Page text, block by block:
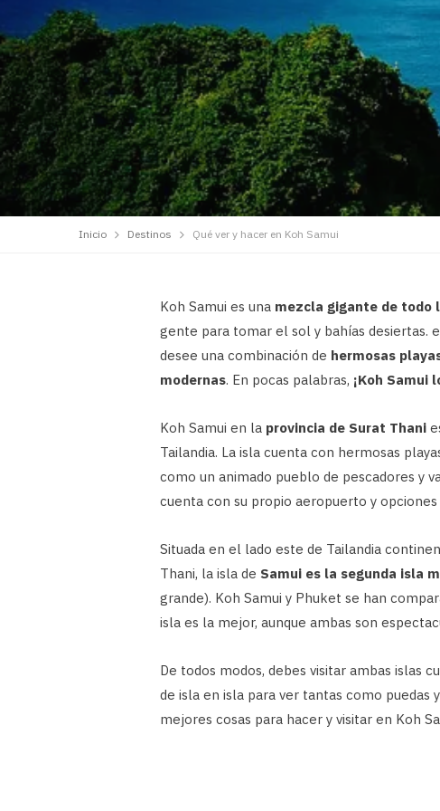
Inicio Destinos Qué ver y hacer en Koh Samui
Koh Samui es una mezcla gigante de todo
gente para tomar el sol y bahías desiertas.
desee una combinación de hermosas
modernas. En pocas palabras, ¡Koh Samui
Koh Samui en la provincia de Surat Thani
Tailandia. La isla cuenta con hermosas
como un animado pueblo de pescadores y
cuenta con su propio aeropuerto y
Situada en el lado este de Tailandia
Thani, la isla de Samui es la segunda isla
grande). Koh Samui y Phuket se han
isla es la mejor, aunque ambas son
De todos modos, debes visitar ambas islas
de isla en isla para ver tantas como puedas
mejores cosas para hacer y visitar en Koh